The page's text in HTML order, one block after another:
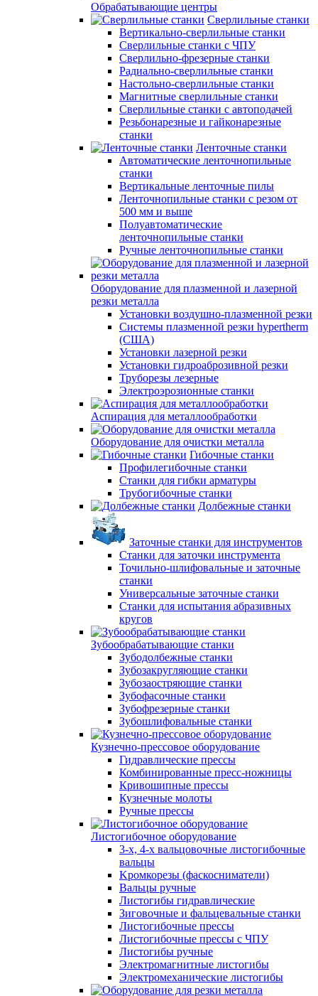
Обрабатывающие центры
Сверлильные станки
Вертикально-сверлильные станки
Сверлильные станки с ЧПУ
Сверлильно-фрезерные станки
Радиально-сверлильные станки
Настольно-сверлильные станки
Магнитные сверлильные станки
Сверлильные станки с автоподачей
Резьбонарезные и гайконарезные
станки
Ленточные станки
Автоматические ленточнопильные
станки
Вертикальные ленточные пилы
Ленточнопильные станки с резом от
500 мм и выше
Полуавтоматические
ленточнопильные станки
Ручные ленточнопильные станки
Оборудование для плазменной и лазерной
резки металла
Установки воздушно-плазменной резки
Системы плазменной резки hypertherm
(США)
Установки лазерной резки
Установки гидроаброзивной резки
Труборезы лезерные
Электроэрозионные станки
Аспирация для металлообработки
Оборудование для очистки металла
Гибочные станки
Профилегибочные станки
Станки для гибки арматуры
Трубогибочные станки
Долбежные станки
Заточные станки для инструментов
Станки для заточки инструмента
Точильно-шлифовальные и заточные
станки
Универсальные заточные станки
Станки для испытания абразивных
кругов
Зубообрабатывающие станки
Зубодолбежные станки
Зубозакругляющие станки
Зубозаостряющие станки
Зубофасочные станки
Зубофрезерные станки
Зубошлифовальные станки
Кузнечно-прессовое оборудование
Гидравлические прессы
Комбинированные пресс-ножницы
Кривошипные прессы
Кузнечные молоты
Ручные прессы
Листогибочное оборудование
3-х, 4-х вальцовочные листогибочные
вальцы
Kромкорезы (фаскосниматели)
Вальцы ручные
Листогибы гидравлические
Зиговочные и фальцевальные станки
Листогибочные прессы
Листогибочные прессы с ЧПУ
Листогибы ручные
Электромагнитные листогибы
Электромеханические листогибы